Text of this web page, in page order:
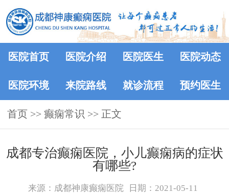
医院首页 医院介绍 医院医生 医院动态
医院环境 来院路线 就诊流程 预约医生
首页 >> 癫痫常识 >> 正文
成都专治癫痫医院，小儿癫痫病的症状
有哪些?
来源：成都神康癫痫医院 日期：2021-05-11